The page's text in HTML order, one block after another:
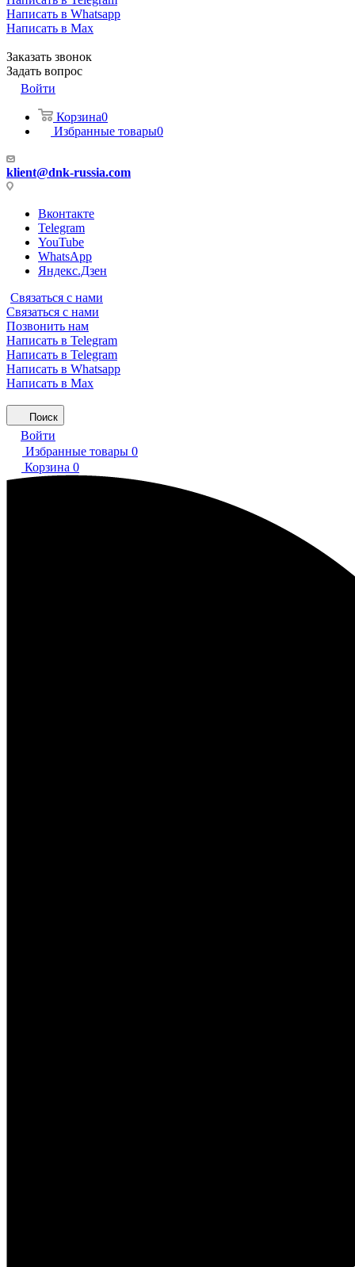
Написать в Whatsapp
Написать в Max
Заказать звонок
Задать вопрос
Войти
Корзина0
Избранные товары0
klient@dnk-russia.com
Вконтакте
Telegram
YouTube
WhatsApp
Яндекс.Дзен
Связаться с нами
Связаться с нами
Позвонить нам
Написать в Telegram
Написать в Telegram
Написать в Whatsapp
Написать в Max
Поиск
Войти
Избранные товары 0
Корзина 0